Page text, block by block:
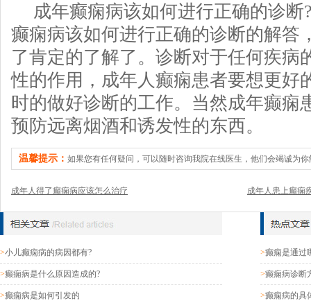
成年癫痫病该如何进行正确的诊断
癫痫病该如何进行正确的诊断的解答
了肯定的了解了。诊断对于任何疾病
性的作用，成年人癫痫患者要想更好
时的做好诊断的工作。当然成年癫痫
预防远离烟酒和诱发性的东西。
温馨提示： 如果您有任何疑问，可以随时咨询我院在线医生，他们会竭诚为你
成年人得了癫痫病应该怎么治疗 成年人患上癫痫
>小儿癫痫病的病因都有?
>癫痫病是什么原因造成的?
>癫痫病是如何引发的
>癫痫是通过
>癫痫病诊断
>癫痫病的具